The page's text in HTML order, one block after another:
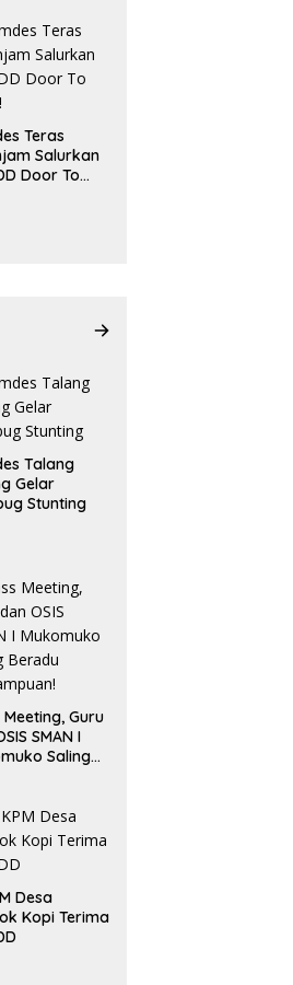
Teras
Salurkan
Door To
Talang
Gelar
Stunting
Meeting, Guru
SMAN I
Saling
Desa
Kopi Terima